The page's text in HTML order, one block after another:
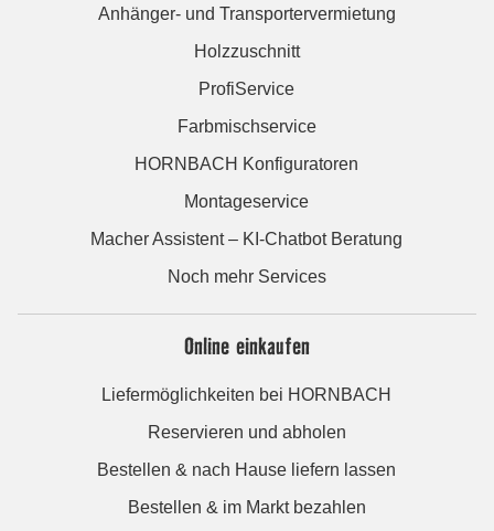
Anhänger- und Transportervermietung
Holzzuschnitt
ProfiService
Farbmischservice
HORNBACH Konfiguratoren
Montageservice
Macher Assistent – KI-Chatbot Beratung
Noch mehr Services
Online einkaufen
Liefermöglichkeiten bei HORNBACH
Reservieren und abholen
Bestellen & nach Hause liefern lassen
Bestellen & im Markt bezahlen